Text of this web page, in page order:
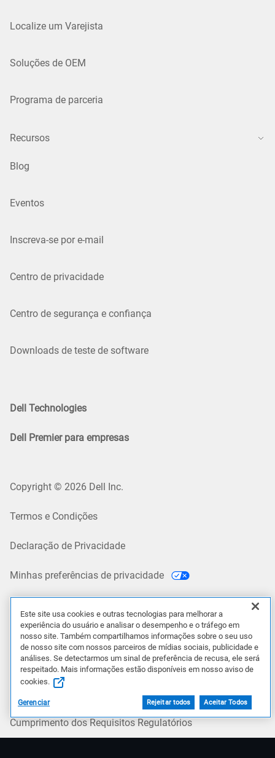
Localize um Varejista
Soluções de OEM
Programa de parceria
Recursos
Blog
Eventos
Inscreva-se por e-mail
Centro de privacidade
Centro de segurança e confiança
Downloads de teste de software
Dell Technologies
Dell Premier para empresas
Copyright © 2026 Dell Inc.
Termos e Condições
Declaração de Privacidade
Minhas preferências de privacidade
Informações Legais e Regulatórias
Políticas
Cumprimento dos Requisitos Regulatórios
Este site usa cookies e outras tecnologias para melhorar a
experiência do usuário e analisar o desempenho e o tráfego em
nosso site. Também compartilhamos informações sobre o seu uso
de nosso site com nossos parceiros de mídias sociais, publicidade e
análises. Se detectarmos um sinal de preferência de recusa, ele será
respeitado. Mais informações estão disponíveis em nosso aviso de
cookies.
Gerenciar Rejeitar todos Aceitar Todos